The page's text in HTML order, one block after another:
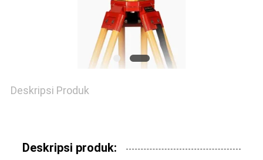
Deskripsi Produk
Deskripsi produk: